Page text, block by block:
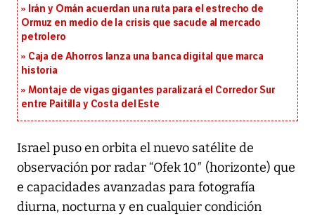
Irán y Omán acuerdan una ruta para el estrecho de
Ormuz en medio de la crisis que sacude al mercado
petrolero
Caja de Ahorros lanza una banca digital que marca
historia
Montaje de vigas gigantes paralizará el Corredor Sur
entre Paitilla y Costa del Este
Israel puso en orbita el nuevo satélite de
observación por radar “Ofek 10″ (horizonte) que
e capacidades avanzadas para fotografía
diurna, nocturna y en cualquier condición